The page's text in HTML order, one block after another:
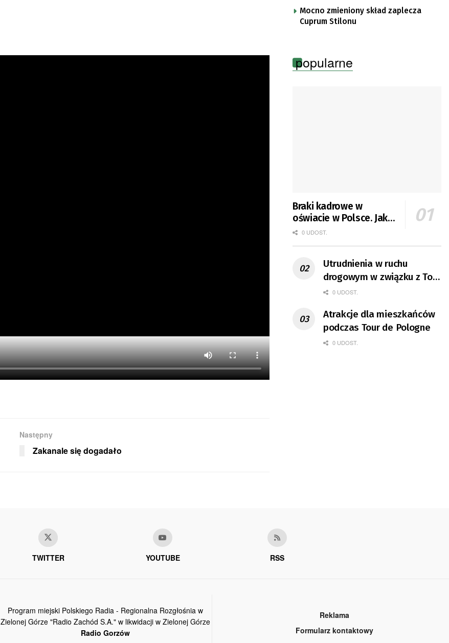
Następny
Zakanale się dogadało
o płotkarskiej codzienności
Mocno zmieniony skład zaplecza
Cuprum Stilonu
popularne
Braki kadrowe w
oświacie w Polsce. Jak
jest w Gorzowie?
0 UDOST.
Utrudnienia w ruchu
drogowym w związku z Tour
de Pologne
0 UDOST.
Atrakcje dla mieszkańców
podczas Tour de Pologne
0 UDOST.
TWITTER YOUTUBE RSS
Program miejski Polskiego Radia - Regionalna Rozgłośnia w
Zielonej Górze "Radio Zachód S.A." w likwidacji w Zielonej Górze
Radio Gorzów
Reklama
Formularz kontaktowy